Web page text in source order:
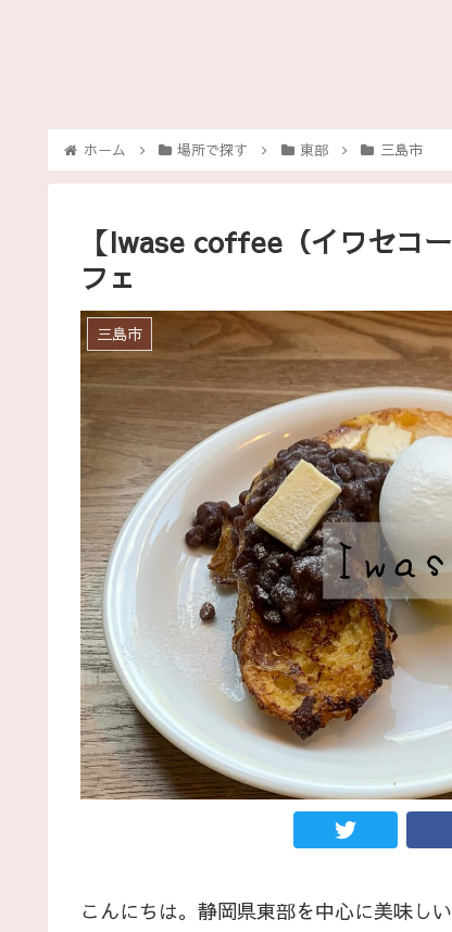
ホーム 場所で探す 東部 三島市
【Iwase coffee（イワセコ
フェ
三島市
こんにちは。静岡県東部を中心に美味し